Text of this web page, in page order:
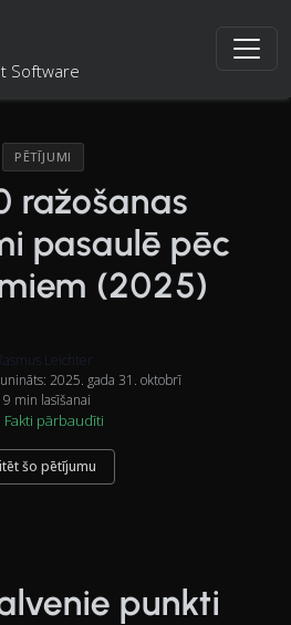
Software
PĒTĪJUMI
ražošanas
pasaulē pēc
(2025)
Leichter
2025. gada 31. oktobrī
min lasīšanai
Fakti pārbaudīti
šo pētījumu
punkti